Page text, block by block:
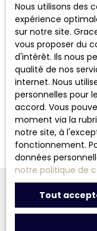
comptabilisait plus
En résumé, si la
le marché
davantage de
équilibré.
Source :Le Monde
Nous utilisons des
expérience
sur notre site.
vous proposer du
d'intérêt. Ils nous
qualité de nos
internet. Nous
personnelles pour
accord. Vous
moment via la
notre site, à
fonctionnement.
données
notre politique de
Tout